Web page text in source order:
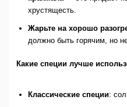
хрустящесть.
Жарьте на хорошо
должно быть горячим, но
Какие специи лучше
Классические специи: